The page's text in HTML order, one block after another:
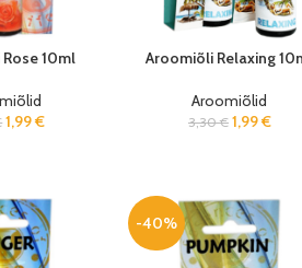
10ml
1,99€
Aroomiõli Relaxing
Aroomiõlid
3,30€ 1,99€
-40%